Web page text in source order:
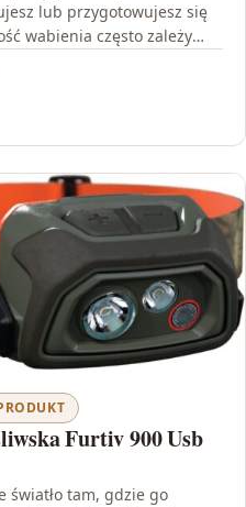
lub przygotowujesz się
wabienia często zależy
Furtiv 900 Usb
światło tam, gdzie go